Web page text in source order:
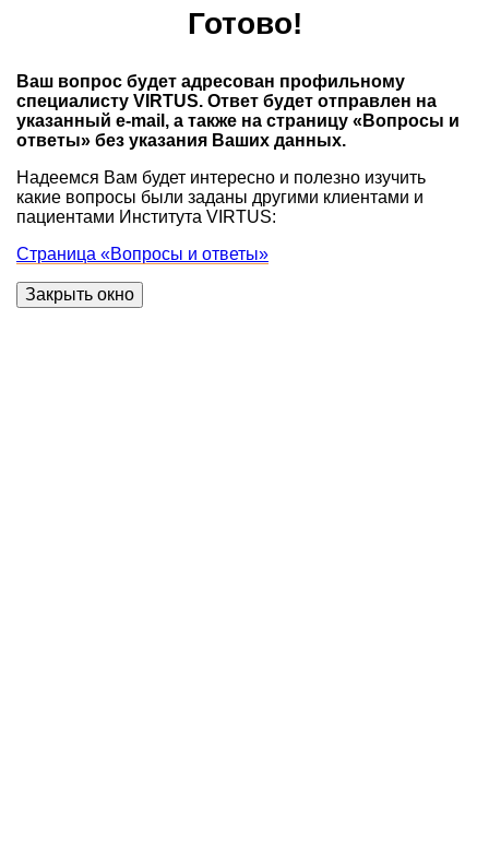
Готово!
Ваш вопрос будет адресован профильному
специалисту VIRTUS. Ответ будет отправлен на
указанный e-mail, а также на страницу «Вопросы и
ответы» без указания Ваших данных.
Надеемся Вам будет интересно и полезно изучить
какие вопросы были заданы другими клиентами и
пациентами Института VIRTUS:
Страница «Вопросы и ответы»
Закрыть окно